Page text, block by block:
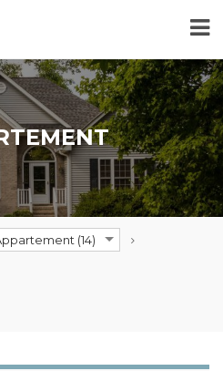
(14)